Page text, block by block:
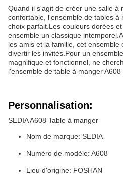
Quand il s'agit de créer une salle à
confortable, l'ensemble de tables à
choix parfait.Les couleurs dorées
ensemble un classique
les amis et la famille, cet
divertir les invités.Pour un
magnifique et fonctionnel, ne
l'ensemble de table à manger A608
Personnalisation:
SEDIA A608 Table à manger
Nom de marque: SEDIA
Numéro de modèle: A608
Lieu d'origine: FOSHAN